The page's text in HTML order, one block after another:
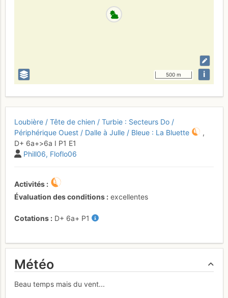
500 m i
Loubière / Tête de chien / Turbie : Secteurs Do /
Périphérique Ouest / Dalle à Julle / Bleue : La Bluette
,
D+ 6a+>6a I P1 E1
Phill06 Floflo06
Activités
Évaluation des conditions
excellentes
Cotations D+ 6a+ P1
Météo
Beau temps mais du vent...